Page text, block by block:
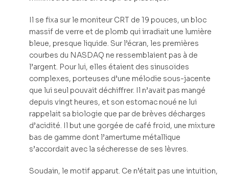
Il se fixa sur le moniteur CRT de 19 pouces, un bloc
massif de verre et de plomb qui irradiait une lumière
bleue, presque liquide. Sur l’écran, les premières
courbes du NASDAQ ne ressemblaient pas à de
l’argent. Pour lui, elles étaient des sinusoïdes
complexes, porteuses d’une mélodie sous-jacente
que lui seul pouvait déchiffrer. Il n’avait pas mangé
depuis vingt heures, et son estomac noué ne lui
rappelait sa biologie que par de brèves décharges
d’acidité. Il but une gorgée de café froid, une mixture
bas de gamme dont l’amertume métallique
s’accordait avec la sécheresse de ses lèvres.
Soudain, le motif apparut. Ce n’était pas une intuition,